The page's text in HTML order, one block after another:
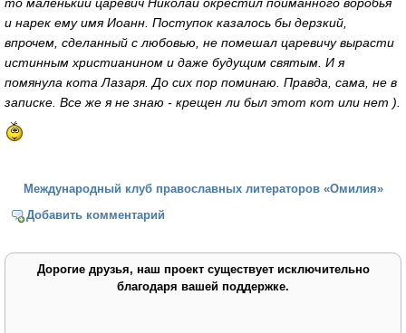
то маленький царевич Николай окрестил пойманного воробья
и нарек ему имя Иоанн. Поступок казалось бы дерзкий,
впрочем, сделанный с любовью, не помешал царевичу вырасти
истинным христианином и даже будущим святым. И я
помянула кота Лазаря. До сих пор поминаю. Правда, сама, не в
записке. Все же я не знаю - крещен ли был этот кот или нет ).
Международный клуб православных литераторов «Омилия»
Добавить комментарий
Дорогие друзья, наш проект существует исключительно
благодаря вашей поддержке.